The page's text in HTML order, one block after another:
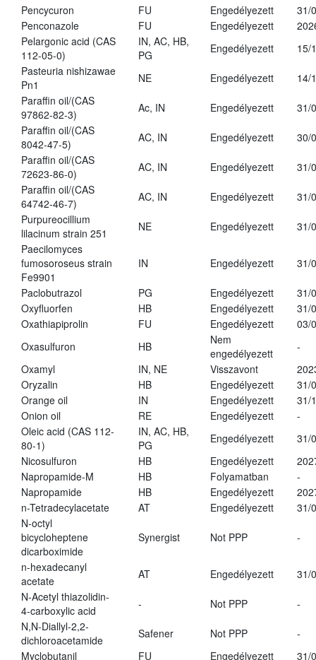
Pencycuron
FU Engedélyezett
31/
Penconazole
FU Engedélyezett
Pelargonic acid (CAS
112-05-0)
IN, AC, HB,
PG
Engedélyezett
15/
Pasteuria nishizawae
Pn1
NE Engedélyezett
14/
Paraffin oil/(CAS
97862-82-3)
Ac, IN Engedélyezett
31/
Paraffin oil/(CAS
8042-47-5)
AC, IN Engedélyezett
30/
Paraffin oil/(CAS
72623-86-0)
AC, IN Engedélyezett
31/
Paraffin oil/(CAS
64742-46-7)
AC, IN Engedélyezett
31/
Purpureocillium
lilacinum strain 251
NE Engedélyezett
31/
Paecilomyces
fumosoroseus strain
Fe9901
IN Engedélyezett 31/
Paclobutrazol PG Engedélyezett
31/
Oxyfluorfen
HB Engedélyezett
31/
Oxathiapiprolin
FU Engedélyezett
03/
Oxasulfuron
HB
Nem
engedélyezett
-
Oxamyl
IN, NE Visszavont
Oryzalin
HB Engedélyezett
31/
Orange oil
IN Engedélyezett
31/
Onion oil
RE Engedélyezett
-
Oleic acid (CAS 112-
80-1)
IN, AC, HB,
PG
Engedélyezett
31/
Nicosulfuron
HB Engedélyezett
Napropamide-M
HB Folyamatban
-
Napropamide
HB Engedélyezett
n-Tetradecylacetate
AT Engedélyezett
31/
N-octyl
bicycloheptene
dicarboximide
Synergist Not PPP -
n-hexadecanyl
acetate
AT Engedélyezett
31/
N-Acetyl thiazolidin-
4-carboxylic acid
- Not PPP
-
N,N-Diallyl-2,2-
dichloroacetamide
Safener Not PPP
-
Myclobutanil
FU Engedélyezett
31/